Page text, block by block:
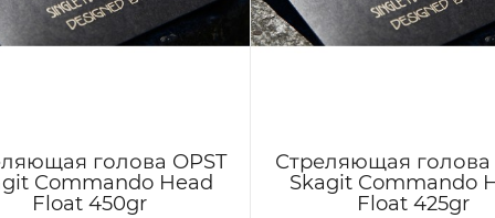
голова OPST
Commando Head
Float 450gr
Стреляющая голова
Skagit Commando
Float 425gr